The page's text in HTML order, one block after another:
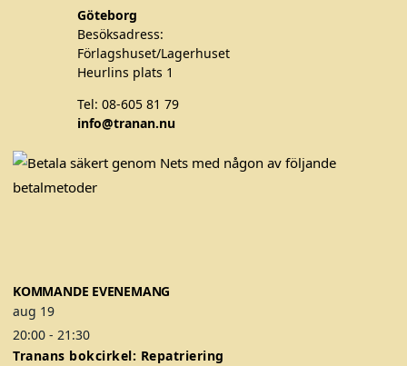
Göteborg
Besöksadress:
Förlagshuset/Lagerhuset
Heurlins plats 1
Tel: 08-605 81 79
info@tranan.nu
F
a
o r
I
r
KOMMANDE EVENEMANG
aug 19
20:00 - 21:30
Tranans bokcirkel: Repatriering